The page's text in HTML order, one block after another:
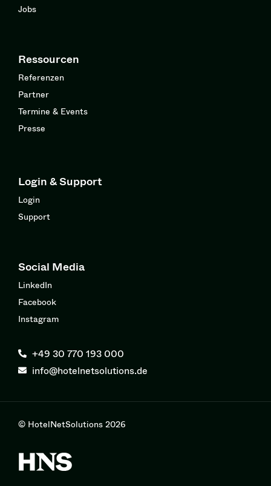
Jobs
Ressourcen
Referenzen
Partner
Termine & Events
Presse
Login & Support
Login
Support
Social Media
LinkedIn
Facebook
Instagram
+49 30 770 193 000
info@hotelnetsolutions.de
© HotelNetSolutions 2026